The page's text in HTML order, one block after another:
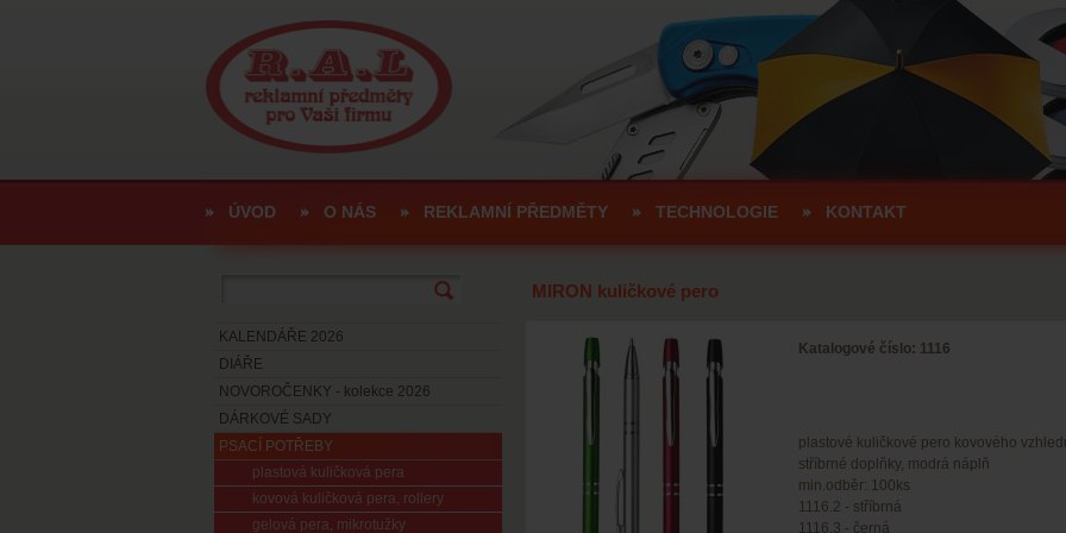
ÚVOD O NÁS REKLAMNÍ PŘEDMĚTY TECHNOLOGIE KONTAKT
KALENDÁŘE 2026
DIÁŘE
NOVOROČENKY - kolekce 2026
DÁRKOVÉ SADY
PSACÍ POTŘEBY
plastová kuličková pera
kovová kuličková pera, rollery
gelová pera, mikrotužky
MIRON kuličkové pero
Katalogové číslo: 1116
plastové kuličkové pero kovového
stříbrné doplňky, modrá náplň
min.odběr: 100ks
1116.2 - stříbrná
1116.3 - černá